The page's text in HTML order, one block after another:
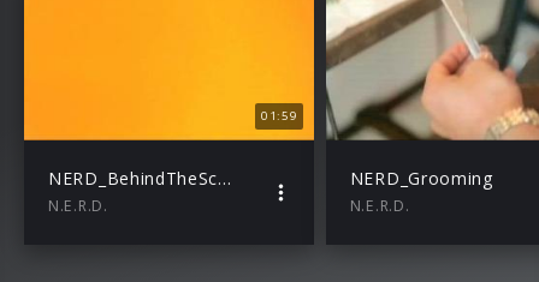
01:59
NERD_BehindTheScenes
N.E.R.D.
NERD_Grooming
N.E.R.D.